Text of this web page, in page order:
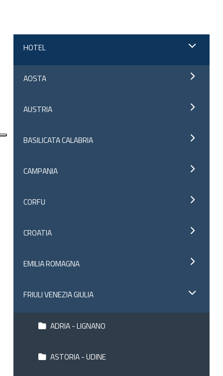
HOTEL
AOSTA
AUSTRIA
BASILICATA CALABRIA
CAMPANIA
CORFU
CROATIA
EMILIA ROMAGNA
FRIULI VENEZIA GIULIA
ADRIA - LIGNANO
ASTORIA - UDINE